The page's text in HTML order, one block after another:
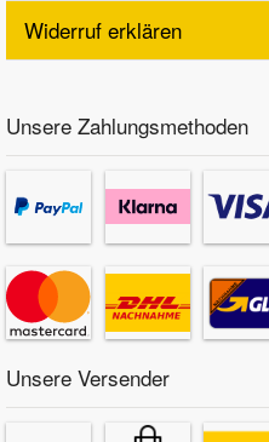
Widerruf erklären
Unsere Zahlungsmethoden
Unsere Versender